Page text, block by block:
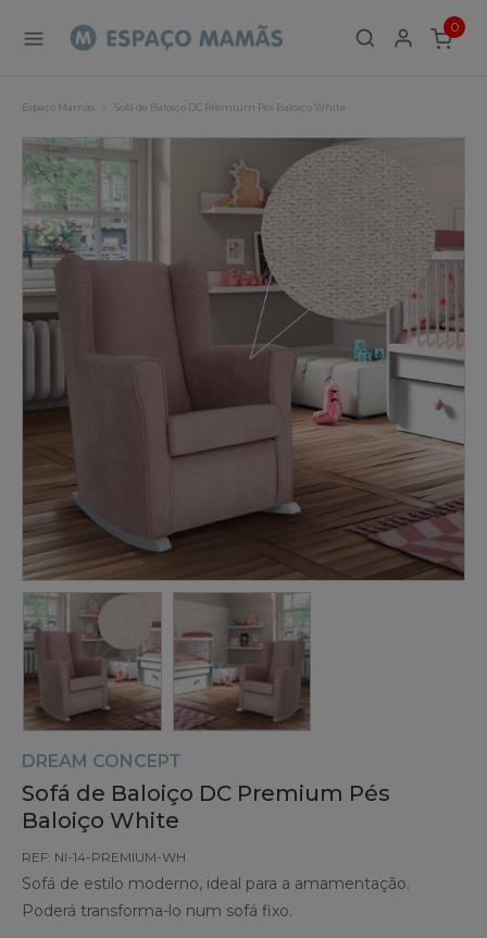
0
ITEMS
Espaço Mamãs Sofá de Baloiço DC Premium Pés Baloiço White
DREAM CONCEPT
Sofá de Baloiço DC Premium Pés
Baloiço White
REF: NI-14-PREMIUM-WH
Sofá de estilo moderno, ideal para a amamentação.
Poderá transforma-lo num sofá fixo.